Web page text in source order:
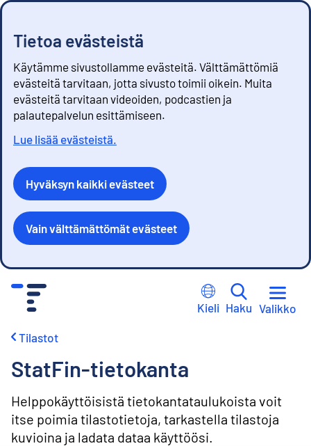
Tietoa evästeistä
Käytämme sivustollamme evästeitä. Välttämättömiä
evästeitä tarvitaan, jotta sivusto toimii oikein. Muita
evästeitä tarvitaan videoiden, podcastien ja
palautepalvelun esittämiseen.
Lue lisää evästeistä.
Hyväksyn kaikki evästeet
Vain välttämättömät evästeet
Kieli Haku Valikko
Tilastot
StatFin-tietokanta
Helppokäyttöisistä tietokantataulukoista voit
itse poimia tilastotietoja, tarkastella tilastoja
kuvioina ja ladata dataa käyttöösi.